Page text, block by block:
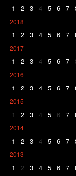
1 2 3 4 5 6 7
2018
1 2 3 4 5 6 7
2017
1 2 3 4 5 6 7
2016
1 2 3 4 5 6 7
2015
1 2 3 4 5 6 7
2014
1 2 3 4 5 6 7
2013
1 2 3 4 5 6 7